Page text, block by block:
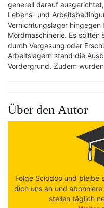
generell darauf
Lebens- und
Vernichtungslager
Mordmaschinerie. Es
durch Vergasung oder
Arbeitslagern stand die
Vordergrund. Zudem
Über den Autor
Folge Sciodoo und bleibe
dich uns an und
stellen täglich